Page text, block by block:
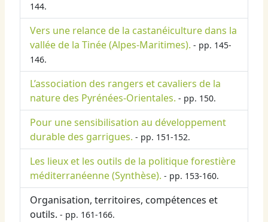
144.
Vers une relance de la castanéiculture dans la
vallée de la Tinée (Alpes-Maritimes). - pp. 145-
146.
L’association des rangers et cavaliers de la
nature des Pyrénées-Orientales. - pp. 150.
Pour une sensibilisation au développement
durable des garrigues. - pp. 151-152.
Les lieux et les outils de la politique forestière
méditerranéenne (Synthèse). - pp. 153-160.
Organisation, territoires, compétences et
outils. - pp. 161-166.